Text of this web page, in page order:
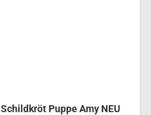
Schildkröt Puppe Amy NEU